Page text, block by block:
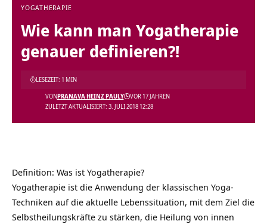
YOGATHERAPIE
Wie kann man Yogatherapie
genauer definieren?!
ZULETZT AKTUALISIERT: 3. JULI 2018 12:28
VONPRANAVA HEINZ PAULY VOR 17 JAHREN
LESEZEIT: 1 MIN
Definition: Was ist Yogatherapie?
Yogatherapie ist die Anwendung der klassischen Yoga-
Techniken auf die aktuelle Lebenssituation, mit dem Ziel die
Selbstheilungskräfte zu stärken, die Heilung von innen